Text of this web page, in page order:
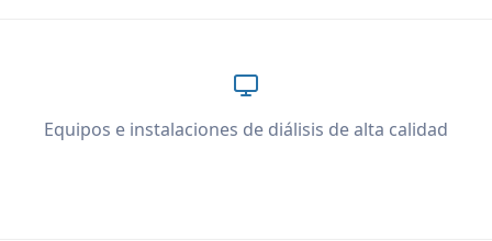
Equipos e instalaciones de diálisis de alta calidad